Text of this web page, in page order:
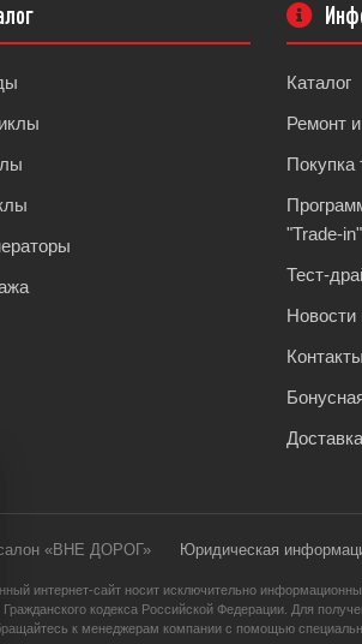
Каталог
Ремонт
Покупка
"Trade-in"
Тест-
Новости
Контакты
Доставка
«ВНЕ ДОРОГ» Юридическая
интернет-сайт носит исключительно
кодекса Российской Федерации. Для
к менеджерам компании с помощью